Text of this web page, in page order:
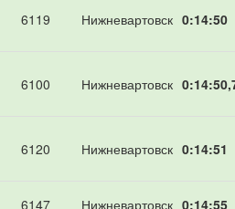
6119 Нижневартовск 0:14:50
6100 Нижневартовск
6120 Нижневартовск 0:14:51
6147 Нижневартовск 0:14:55